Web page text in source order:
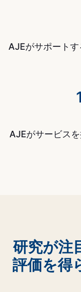
AJEがサポート
AJEがサービス
研究が注
評価を得